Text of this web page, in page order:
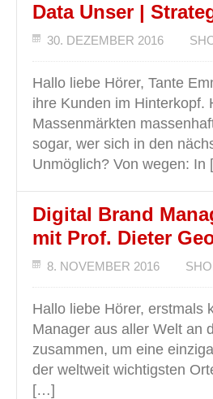
Data Unser |
30. DEZEMBER 2016
Hallo liebe Hörer, Tante
ihre Kunden im Hinterkopf.
Massenmärkten
sogar, wer sich in den
Unmöglich? Von wegen:
Digital Brand
mit Prof. Dieter
8. NOVEMBER 2016
Hallo liebe Hörer, erstmals
Manager aus aller Welt an
zusammen, um eine
der weltweit wichtigsten
[…]